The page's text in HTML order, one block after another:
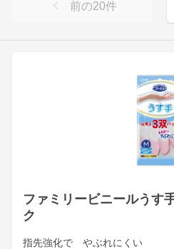
ファミリービニールうす
ク
指先強化で やぶれにくい
前の20件